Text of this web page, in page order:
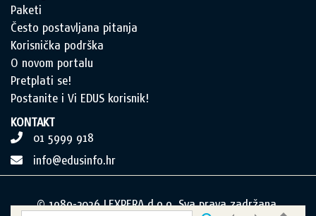
Paketi
Često postavljana pitanja
Korisnička podrška
O novom portalu
Pretplati se!
Postanite i Vi EDUS korisnik!
KONTAKT
01 5999 918
info@edusinfo.hr
© 1989-2026 LEXPERA d.o.o. Sva prava zadržana.